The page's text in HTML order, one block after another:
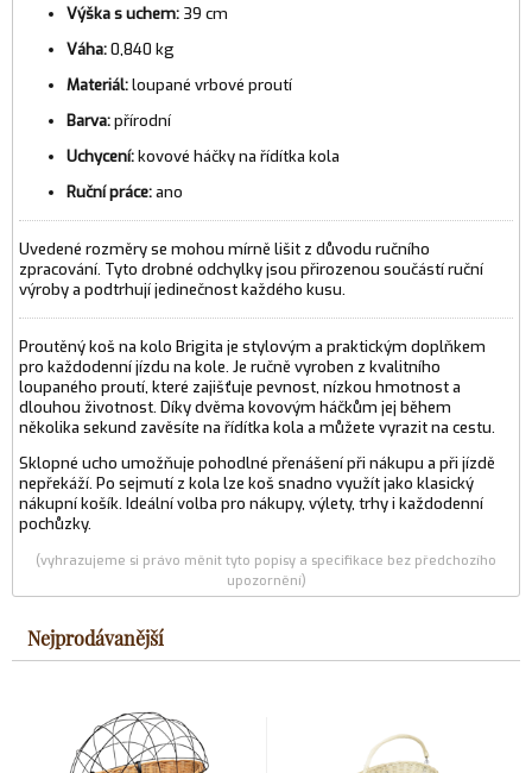
Výška s uchem: 39 cm
Váha:0,840 kg
Materiál:loupané vrbové proutí
Barva:přírodní
Uchycení:kovové háčky na řídítka kola
Ruční práce:ano
Uvedené rozměry se mohou mírně lišit z důvodu ručního
zpracování. Tyto drobné odchylky jsou přirozenou součástí ruční
výroby a podtrhují jedinečnost každého kusu.
Proutěný koš na kolo Brigita je stylovým a praktickým doplňkem
pro každodenní jízdu na kole. Je ručně vyroben z kvalitního
loupaného proutí, které zajišťuje pevnost, nízkou hmotnost a
dlouhou životnost. Díky dvěma kovovým háčkům jej během
několika sekund zavěsíte na řídítka kola a můžete vyrazit na cestu.
Sklopné ucho umožňuje pohodlné přenášení při nákupu a při jízdě
nepřekáží. Po sejmutí z kola lze koš snadno využít jako klasický
nákupní košík. Ideální volba pro nákupy, výlety, trhy i každodenní
pochůzky.
(vyhrazujeme si právo měnit tyto popisy a specifikace bez předchozího
upozornění)
Nejprodávanější